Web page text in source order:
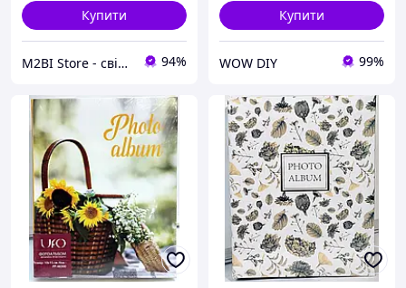
Купити
M2BI Store - світ техніки та аксесуарів 94%
Купити
WOW DIY 99%